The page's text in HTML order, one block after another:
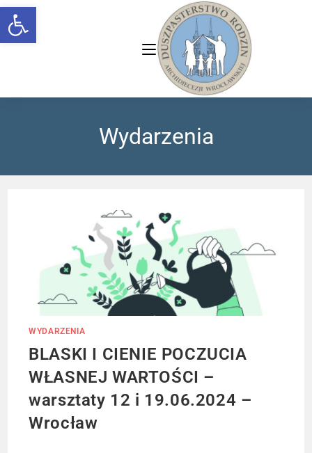
Open toolbar
Wydarzenia
WYDARZENIA
BLASKI I CIENIE POCZUCIA
WŁASNEJ WARTOŚCI –
warsztaty 12 i 19.06.2024 –
Wrocław